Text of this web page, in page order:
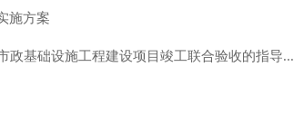
施方案
政基础设施工程建设项目竣工联合验收的指导...